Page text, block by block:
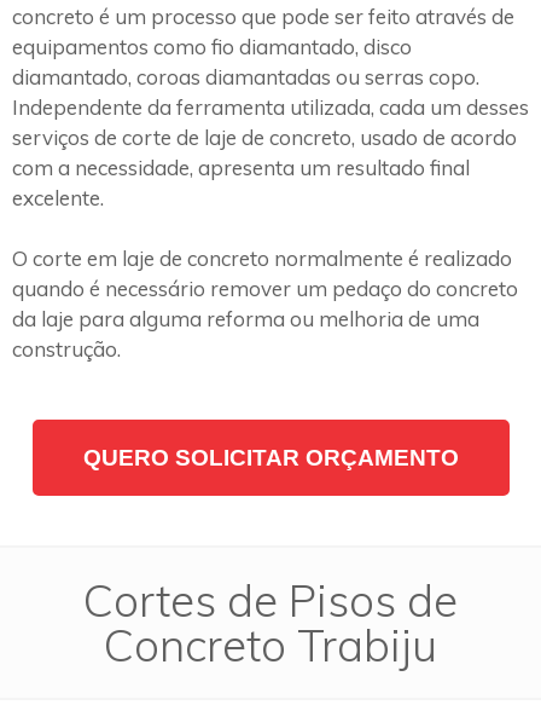
concreto é um processo que pode ser feito através de
equipamentos como fio diamantado, disco
diamantado, coroas diamantadas ou serras copo.
Independente da ferramenta utilizada, cada um desses
serviços de corte de laje de concreto, usado de acordo
com a necessidade, apresenta um resultado final
excelente.
O corte em laje de concreto normalmente é realizado
quando é necessário remover um pedaço do concreto
da laje para alguma reforma ou melhoria de uma
construção.
QUERO SOLICITAR ORÇAMENTO
Cortes de Pisos de
Concreto Trabiju